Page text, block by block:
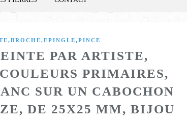
PAR ARTISTE,
PRIMAIRES,
SUR UN CABOCHON
DE 25X25 MM, BIJOU